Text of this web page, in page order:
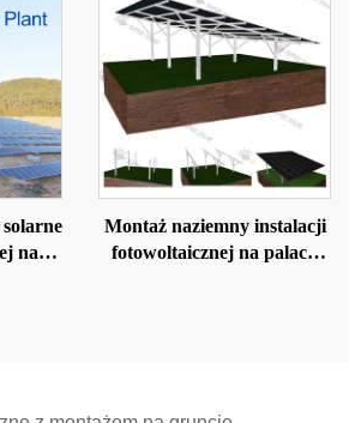
na
Montaż naziemny instalacji
fotowoltaicznej na palach